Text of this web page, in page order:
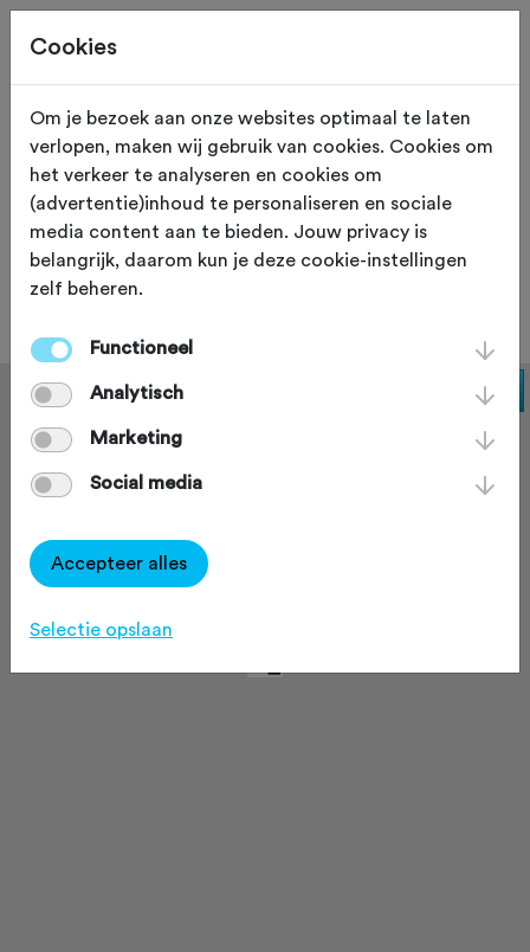
EXPO Zegge
Rijwielsporthuis Ad van
Overveld
Cookies
Om je bezoek aan onze websites optimaal te laten
verlopen, maken wij gebruik van cookies. Cookies om
het verkeer te analyseren en cookies om
(advertentie)inhoud te personaliseren en sociale
media content aan te bieden. Jouw privacy is
belangrijk, daarom kun je deze cookie-instellingen
zelf beheren.
Functioneel
Analytisch
Marketing
Social media
Accepteer alles
Selectie opslaan